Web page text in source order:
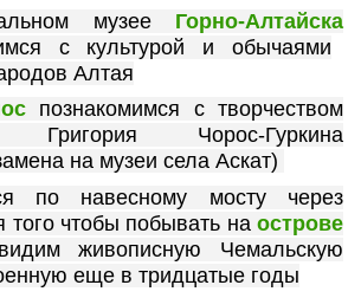
музее Горно-Алтайска
с культурой и обычаями
Алтая
познакомимся с творчеством
Григория Чорос-Гуркина
на музеи села Аскат)
по навесному мосту через
того чтобы побывать на острове
живописную Чемальскую
еще в тридцатые годы